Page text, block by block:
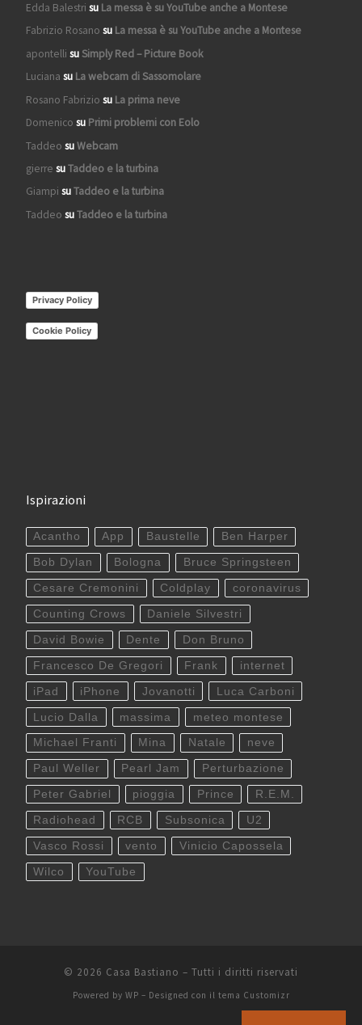
Edda Balestri su La messa è su YouTube anche a Montese
Fabrizio Rosano su La messa è su YouTube anche a Montese
apontelli suSimply Red – Picture Book
Luciana su La webcam di Sassomolare
Rosano Fabrizio su La prima neve
Domenico su Primi problemi con Eolo
Taddeo suWebcam
gierre suTaddeo e la turbina
Giampi suTaddeo e la turbina
Taddeo suTaddeo e la turbina
Privacy Policy
Cookie Policy
Ispirazioni
Acantho App Baustelle Ben Harper
Bob Dylan Bologna Bruce Springsteen
Cesare Cremonini Coldplay coronavirus
Counting Crows Daniele Silvestri
David Bowie Dente Don Bruno
Francesco De Gregori Frank internet
iPad iPhone Jovanotti Luca Carboni
Lucio Dalla massima meteo montese
Michael Franti Mina Natale neve
Paul Weller Pearl Jam Perturbazione
Peter Gabriel pioggia Prince R.E.M.
Radiohead RCB Subsonica U2
Vasco Rossi vento Vinicio Capossela
Wilco YouTube
© 2026 Casa Bastiano – Tutti i diritti riservati
Powered by WP – Designed con il tema Customizr